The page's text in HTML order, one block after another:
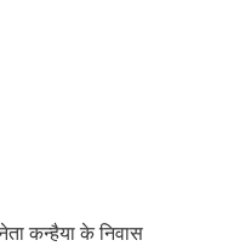
कन्हैया के निवास